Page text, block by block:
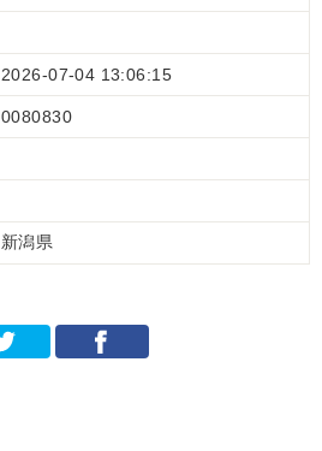
2026-07-04 13:06:15
0080830
新潟県